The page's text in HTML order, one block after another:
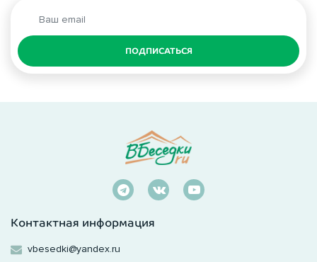
ПОДПИСАТЬСЯ
Контактная информация
vbesedki@yandex.ru